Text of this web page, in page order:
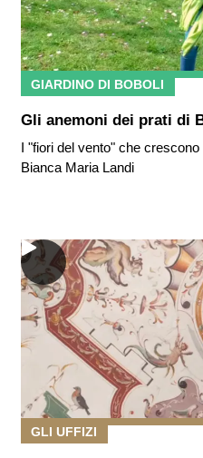
GIARDINO DI BOBOLI
Gli anemoni dei prati di
I "fiori del vento" che
Bianca Maria Landi
GLI UFFIZI